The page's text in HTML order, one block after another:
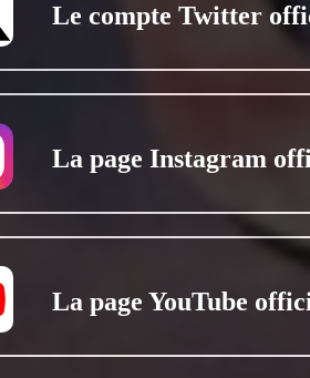
Le compte Twitter
La page Instagram
La page YouTube